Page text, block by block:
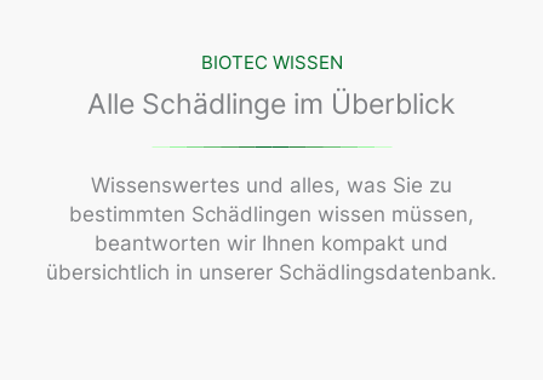
BIOTEC WISSEN
Alle Schädlinge im Überblick
Wissenswertes und alles, was Sie zu
bestimmten Schädlingen wissen müssen,
beantworten wir Ihnen kompakt und
übersichtlich in unserer Schädlingsdatenbank.